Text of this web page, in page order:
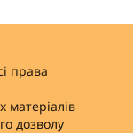
права
матеріалів
дозволу